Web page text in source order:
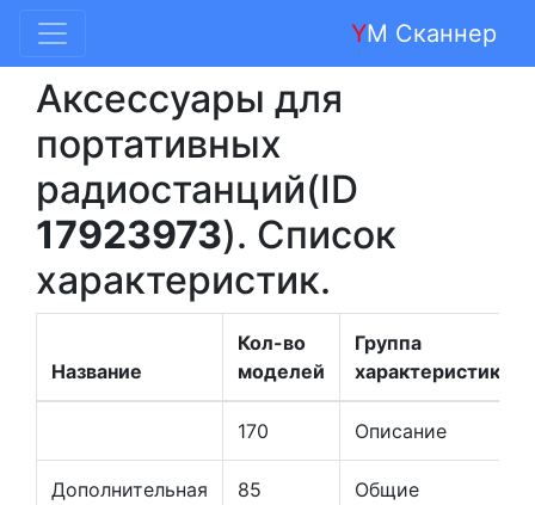
YM Сканнер
Аксессуары для
портативных
радиостанций(ID
17923973). Список
характеристик.
Название
Кол-во
моделей
Группа
характеристик
170 Описание
Дополнительная
85
Общие